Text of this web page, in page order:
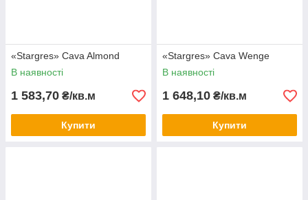
«Stargres» Сava Almond
В наявності
1 583,70 ₴/кв.м
Купити
«Stargres» Сava Wenge
В наявності
1 648,10 ₴/кв.м
Купити